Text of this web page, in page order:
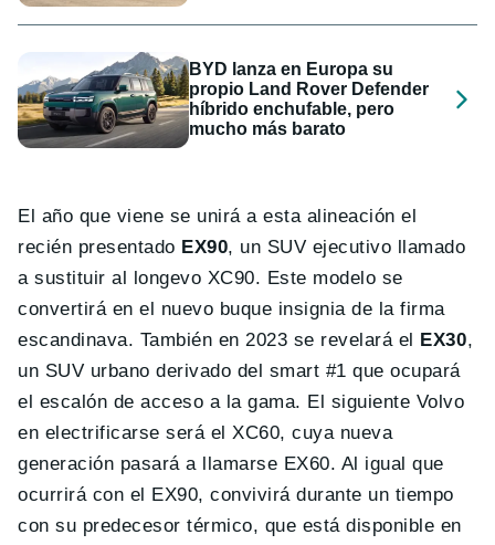
BYD lanza en Europa su
propio Land Rover Defender
híbrido enchufable, pero
mucho más barato
El año que viene se unirá a esta alineación el
recién presentado EX90, un SUV ejecutivo llamado
a sustituir al longevo XC90. Este modelo se
convertirá en el nuevo buque insignia de la firma
escandinava. También en 2023 se revelará el EX30,
un SUV urbano derivado del smart #1 que ocupará
el escalón de acceso a la gama. El siguiente Volvo
en electrificarse será el XC60, cuya nueva
generación pasará a llamarse EX60. Al igual que
ocurrirá con el EX90, convivirá durante un tiempo
con su predecesor térmico, que está disponible en